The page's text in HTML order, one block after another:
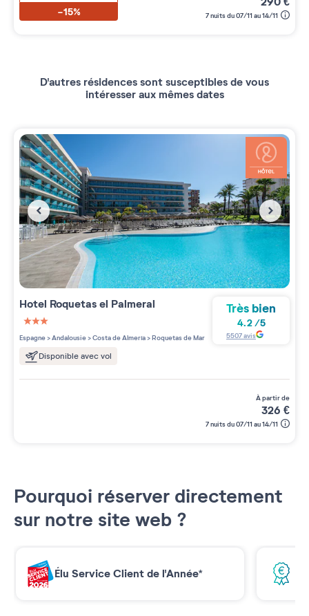
-15% 7 nuits du 07/11 au 14/11
D'autres résidences sont susceptibles de vous
intéresser aux mêmes dates
Hotel Roquetas el Palmeral
3 étoiles sur 5
Espagne>Andalousie>Costa de Almería>Roquetas de Mar
Disponible avec vol
Très bien
4.2 /5
5507avis
à partir de
326 €
7 nuits du 07/11 au 14/11
Pourquoi réserver directement
sur notre site web ?
Élu Service Client de l'Année*